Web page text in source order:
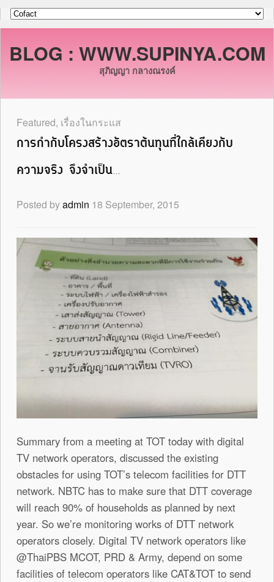
BLOG : WWW.SUPINYA.COM
สุภิญญา กลางณรงค์
Featured, เรื่องในกระแส
การกำกับโครงสร้างอัตราต้นทุนที่ใกล้เคียงกับ
ความจริง จึงจำเป็น…
Posted byadmin 18 September, 2015
Summary from a meeting at TOT today with digital
TV network operators, discussed the existing
obstacles for using TOT’s telecom facilities for DTT
network. NBTC has to make sure that DTT coverage
will reach 90% of households as planned by next
year. So we’re monitoring works of DTT network
operators closely. Digital TV network operators like
@ThaiPBS MCOT, PRD & Army, depend on some
facilities of telecom operators like CAT&TOT to send